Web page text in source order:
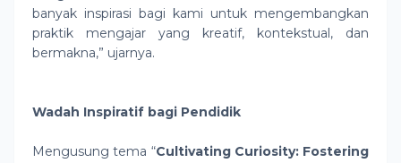
banyak inspirasi bagi kami untuk mengembangkan
praktik mengajar yang kreatif, kontekstual, dan
bermakna,” ujarnya.
Wadah Inspiratif bagi Pendidik
Mengusung tema “Cultivating Curiosity: Fostering